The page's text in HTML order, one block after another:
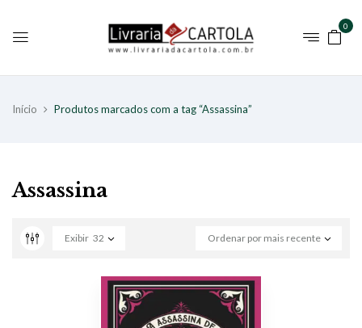
0
Início Produtos marcados com a tag “Assassina”
Assassina
Ordenar por mais recente
Exibir 32